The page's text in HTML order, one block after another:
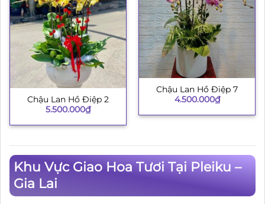
Chậu Lan Hồ Điệp 2
5.500.000₫
Chậu Lan Hồ Điệp 7
4.500.000₫
Khu Vực Giao Hoa Tươi Tại Pleiku –
Gia Lai